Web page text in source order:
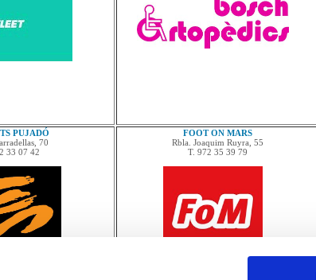
PUJADÓ
70
33 07 42
FOOT ON MARS
Rbla. Joaquim Ruyra, 55
T. 972 35 39 79